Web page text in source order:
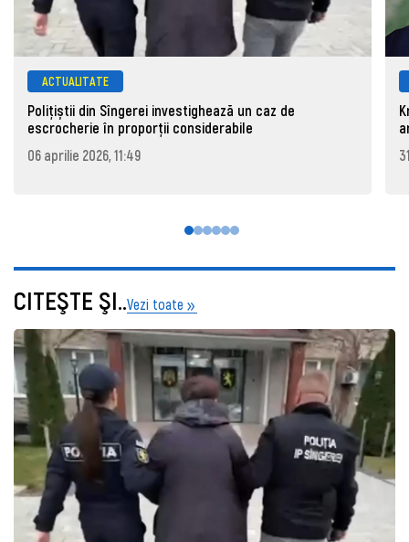
ACTUALITATE
Polițiștii din Sîngerei investighează un caz de
escrocherie în proporții considerabile
06 aprilie 2026, 11:49
CITEŞTE ŞI..Vezi toate